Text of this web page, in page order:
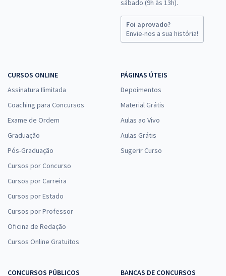
sábado (9h às 13h).
Foi aprovado?
Envie-nos a sua história!
CURSOS ONLINE
Assinatura Ilimitada
Coaching para Concursos
Exame de Ordem
Graduação
Pós-Graduação
Cursos por Concurso
Cursos por Carreira
Cursos por Estado
Cursos por Professor
Oficina de Redação
Cursos Online Gratuitos
PÁGINAS ÚTEIS
Depoimentos
Material Grátis
Aulas ao Vivo
Aulas Grátis
Sugerir Curso
CONCURSOS PÚBLICOS
BANCAS DE CONCURSOS